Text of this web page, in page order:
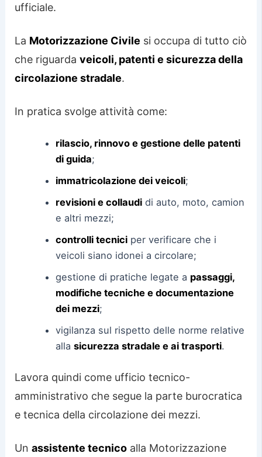
ufficiale.
La Motorizzazione Civile si occupa di tutto ciò
che riguardaveicoli, patenti e sicurezza della
circolazione stradale.
In pratica svolge attività come:
rilascio, rinnovo e gestione delle patenti
di guida;
immatricolazione dei veicoli;
revisioni e collaudidi auto, moto, camion
e altri mezzi;
controlli tecniciper verificare che i
veicoli siano idonei a circolare;
gestione di pratiche legate a passaggi,
modifiche tecniche e documentazione
dei mezzi;
vigilanza sul rispetto delle norme relative
alla sicurezza stradale e ai trasporti.
Lavora quindi come ufficio tecnico-
amministrativo che segue la parte burocratica
e tecnica della circolazione dei mezzi.
Unassistente tecnico alla Motorizzazione